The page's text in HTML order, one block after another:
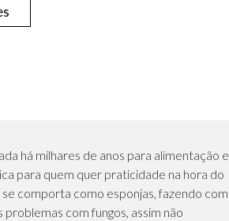
há milhares de anos para alimentação e
para quem quer praticidade na hora do
comporta como esponjas, fazendo com
com fungos, assim não